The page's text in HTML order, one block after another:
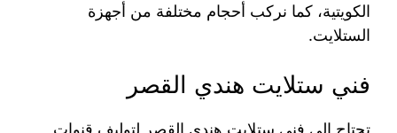
الكويتية، كما نركب أحجام مختلفة من أجهزة
الستلايت.
فني ستلايت هندي القصر
تحتاج إلى فني ستلايت هندي القصر لتوليف قنوات